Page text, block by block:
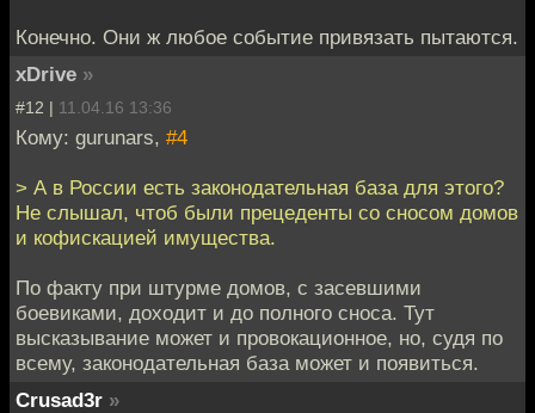
Конечно. Они ж любое событие привязать пытаются.
xDrive »
#12 | 11.04.16 13:36
Кому: gurunars, #4
> А в России есть законодательная база для этого?
Не слышал, чтоб были прецеденты со сносом домов
и кофискацией имущества.
По факту при штурме домов, с засевшими
боевиками, доходит и до полного сноса. Тут
высказывание может и провокационное, но, судя по
всему, законодательная база может и появиться.
Crusad3r »